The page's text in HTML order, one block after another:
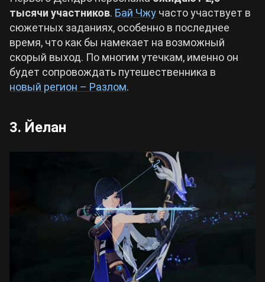
тысячи участников. Бай Чжу часто участвует в
сюжетных заданиях, особенно в последнее
время, что как бы намекает на возможный
скорый выход. По многим утечкам, именно он
будет сопровождать путешественника в
новый регион – Разлом.
3. Йелан